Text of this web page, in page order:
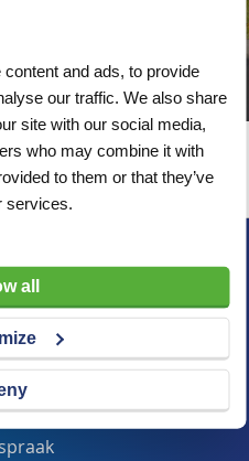
and ads, to provide
our traffic. We also share
site with our social media,
who may combine it with
to them or that they’ve
services.
all
4815 PK Breda